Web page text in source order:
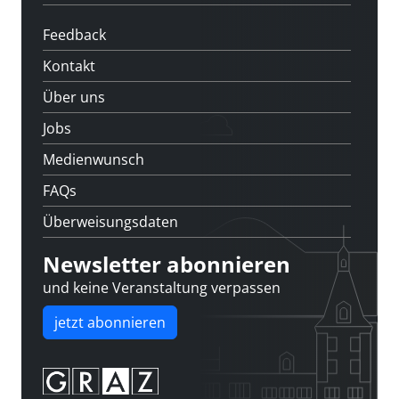
Feedback
Kontakt
Über uns
Jobs
Medienwunsch
FAQs
Überweisungsdaten
Newsletter abonnieren
und keine Veranstaltung verpassen
jetzt abonnieren